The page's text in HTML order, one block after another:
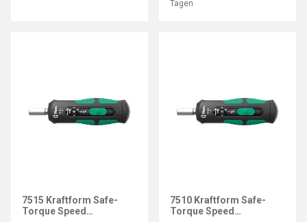
Tagen
7515 Kraftform Safe-
Torque Speed
7510 Kraftform Safe-
Torque Speed